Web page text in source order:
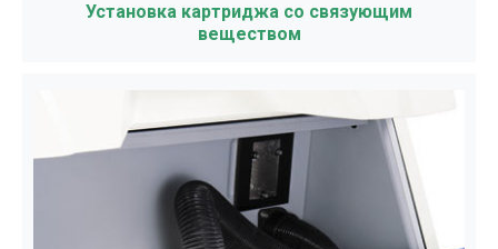
Установка картриджа со связующим
веществом